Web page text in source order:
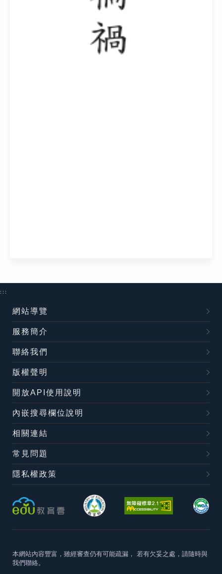
:::
網站導覽
服務簡介
聯絡我們
版權聲明
開放API使用說明
內嵌搜尋欄位說明
相關連結
常見問題
隱私權政策
本網站內容豐富，雖經審查仍有可能疏漏， 若有欠妥之處，請隨時與
我們聯絡。